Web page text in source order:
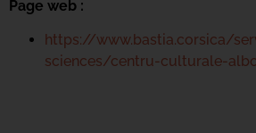
Page web :
https://www.bastia.corsica/
sciences/centru-culturale-